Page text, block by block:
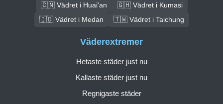
🇨🇳 Vädret i Huai'an
🇬🇭 Vädret i Kumasi
🇮🇩 Vädret i Medan
🇹🇼 Vädret i Taichung
Väderextremer
Hetaste städer just nu
Kallaste städer just nu
Regnigaste städer